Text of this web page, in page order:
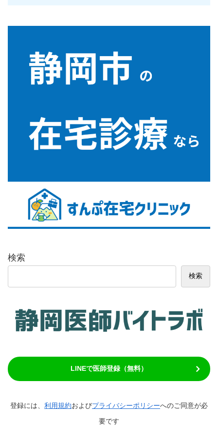
検索
検索
LINEで医師登録（無料）
登録には、 利用規約およびプライバシーポリシーへのご同意が必
要です